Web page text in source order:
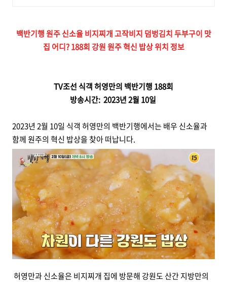
백반기행 원주 신소율 비지찌개 고작비지 덤벙김치 두부구이 맛
집 어디? 188회 강원 원주 혁신 밥상 위치 정보
TV조선 식객 허영만의 백반기행 188회
방송시간: 2023년 2월 10일
2023년 2월 10일 식객 허영만의 백반기행에서는 배우 신소율과
함께 원주의 혁신 밥상을 찾아 떠납니다.
허영만과 신소율은 비지찌개 집에 방문해 강원도 산간 지방만의